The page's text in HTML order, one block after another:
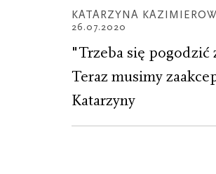
KATARZYNA
26.07.2020
"Trzeba się pogodzić
Teraz musimy
Katarzyny